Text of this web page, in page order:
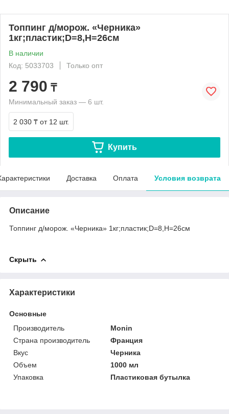
Топпинг д/морож. «Черника»
1кг;пластик;D=8,H=26см
В наличии
Код: 5033703
Только опт
2 790 ₸
Минимальный заказ — 6 шт.
2 030 ₸ от 12 шт.
Купить
Доставка Оплата Условия возврата
Описание
Топпинг д/морож. «Черника» 1кг;пластик;D=8,H=26см
Скрыть
Характеристики
Основные
Производитель
Monin
Страна производитель
Франция
Вкус
Черника
Объем
1000 мл
Упаковка
Пластиковая бутылка